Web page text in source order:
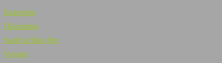
Entreprise
Décoration
Santé et Bien être
Voyage